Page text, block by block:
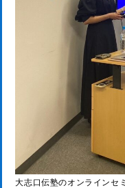
大志口伝塾のオンラインセ